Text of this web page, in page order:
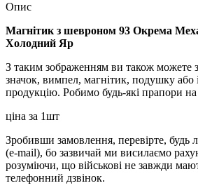
Опис
Магнітик з шевроном 93 Окрема
Холодний Яр
З таким зображенням ви також можете
значок, вимпел, магнітик, подушку або
продукцію. Робимо будь-які прапори
ціна за 1шт
Зробивши замовлення, перевірте, будь
(e-mail), бо зазвичай ми висилаємо
розуміючи, що військові не завжди
телефонний дзвінок.